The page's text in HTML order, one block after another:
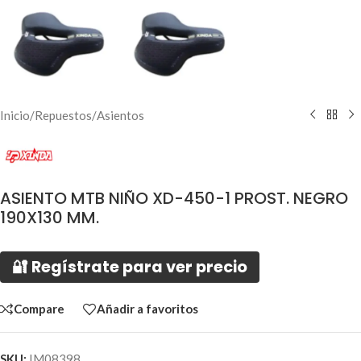
Inicio/Repuestos/Asientos
ASIENTO MTB NIÑO XD-450-1 PROST. NEGRO
190X130 MM.
🔐 Regístrate para ver precio
Compare Añadir a favoritos